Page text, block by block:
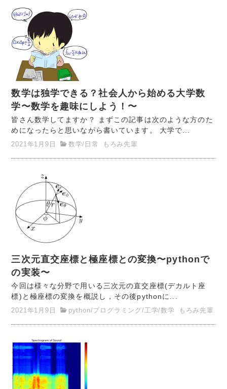
数学は独学できる？社会人から始める大学数
学〜数学を趣味にしよう！〜
皆さん数学してますか？ まずこの記事は次のような方のた
めになったらと思いながら書いています。 大学で...
2021年1月9日
数学/ 日常 もろみ先輩
三次元直交座標と極座標との変換〜pythonで
の実装〜
今回は様々な分野で用いる三次元の直交座標(デカルト座
標)と極座標の変換を概説し，その後pythonに...
2021年1月9日
python/プログラミング/工学/数学 もろみ先輩